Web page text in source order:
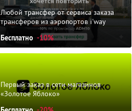
Любой трансфер от сервиса заказа
трансферов из аэропортов i'way
Бесплатно -10%
Первый заказ в сети магазинов
«Золотое Яблоко»